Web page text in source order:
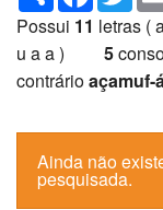
Possui 11 letras (
u a a ) 5
contrárioaçamuf-
Ainda não
pesquisada.